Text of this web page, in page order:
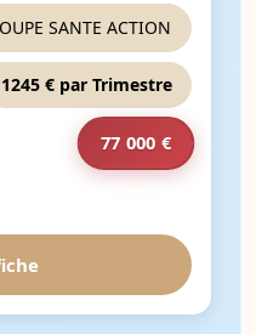
SANTE ACTION
1245 € par Trimestre
77 000 €